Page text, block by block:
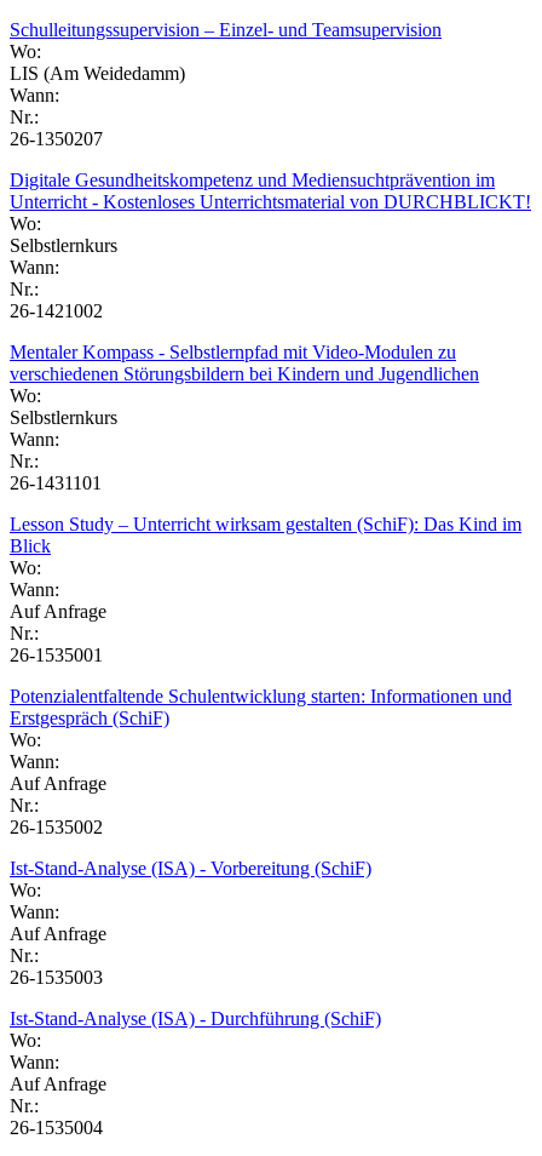
Schulleitungssupervision – Einzel- und Teamsupervision
Wo:
LIS (Am Weidedamm)
Wann:
Nr.:
26-1350207
Digitale Gesundheitskompetenz und Mediensuchtprävention im
Unterricht - Kostenloses Unterrichtsmaterial von DURCHBLICKT!
Wo:
Selbstlernkurs
Wann:
Nr.:
26-1421002
Mentaler Kompass - Selbstlernpfad mit Video-Modulen zu
verschiedenen Störungsbildern bei Kindern und Jugendlichen
Wo:
Selbstlernkurs
Wann:
Nr.:
26-1431101
Lesson Study – Unterricht wirksam gestalten (SchiF): Das Kind im
Blick
Wo:
Wann:
Auf Anfrage
Nr.:
26-1535001
Potenzialentfaltende Schulentwicklung starten: Informationen und
Erstgespräch (SchiF)
Wo:
Wann:
Auf Anfrage
Nr.:
26-1535002
Ist-Stand-Analyse (ISA) - Vorbereitung (SchiF)
Wo:
Wann:
Auf Anfrage
Nr.:
26-1535003
Ist-Stand-Analyse (ISA) - Durchführung (SchiF)
Wo:
Wann:
Auf Anfrage
Nr.:
26-1535004